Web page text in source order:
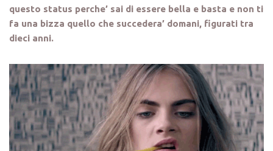
questo status perche’ sai di essere bella e basta e non ti
fa una bizza quello che succedera’ domani, figurati tra
dieci anni.